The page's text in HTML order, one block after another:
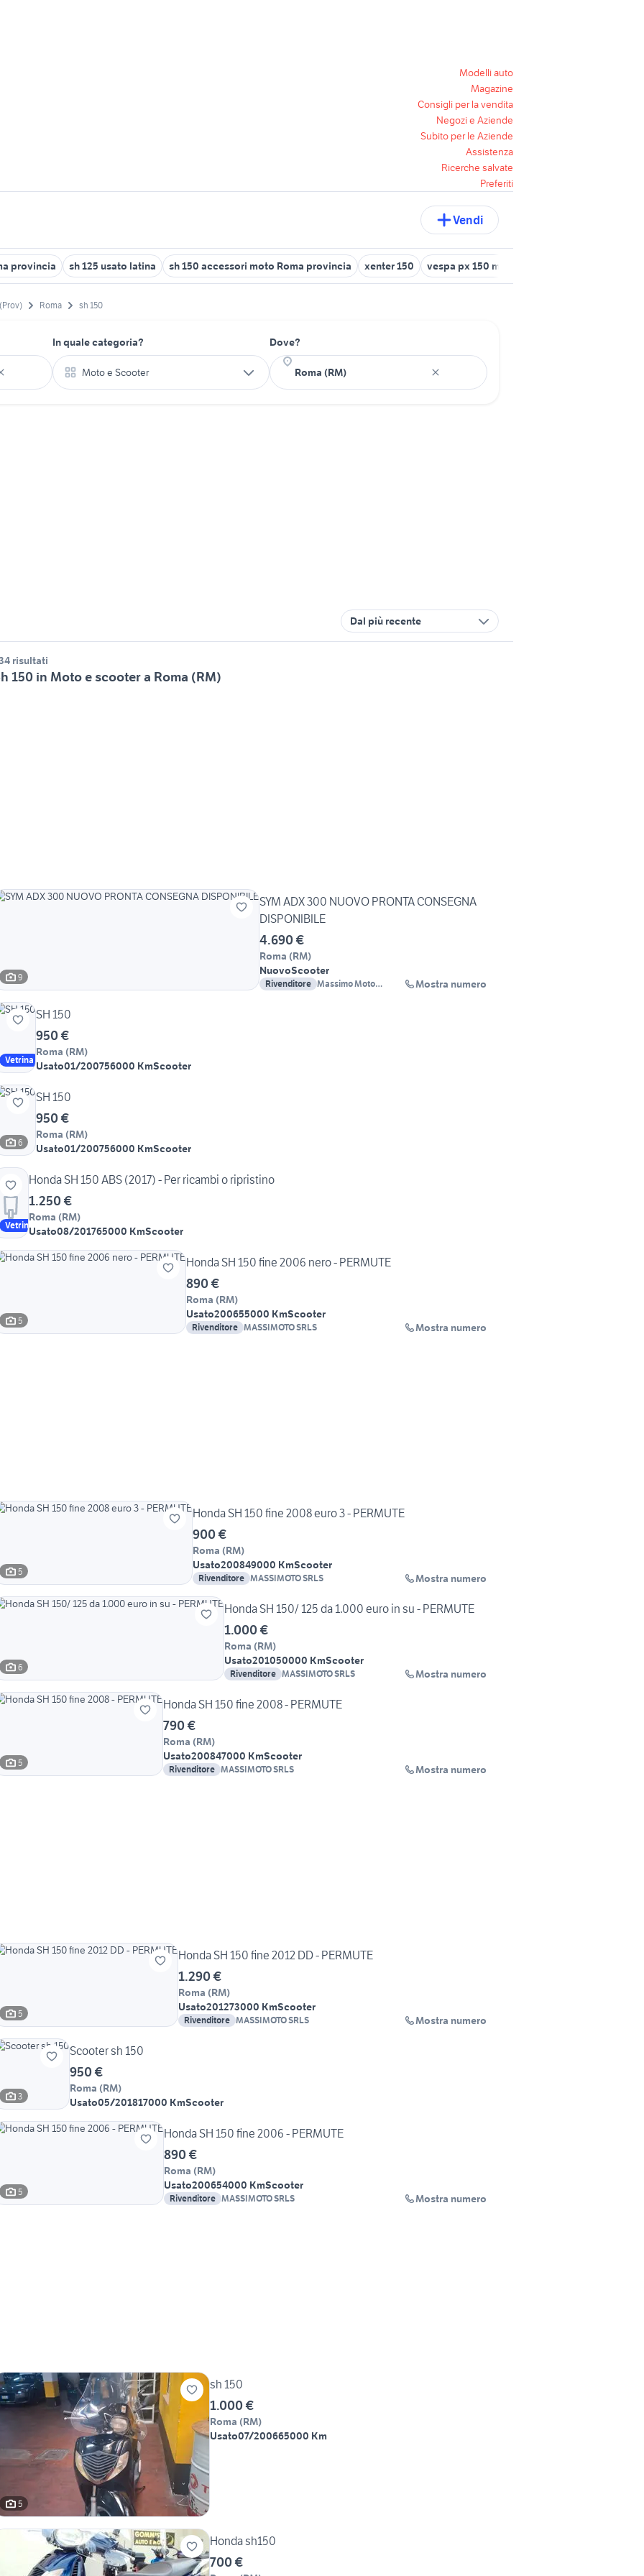
Modelli auto
Magazine
Consigli per la vendita
Negozi e Aziende
Subito per le Aziende
Assistenza
Ricerche salvate
Preferiti
Vendi
provincia sh 125 usato latina sh 150 accessori moto Roma provincia xenter 150 vespa px 150 moto Roma provincia
Roma sh 150
In quale categoria?
Moto e Scooter
Dove?
Dal più recente
risultati
150 in Moto e scooter a Roma (RM)
9
SYM ADX 300 NUOVO PRONTA CONSEGNA
DISPONIBILE
4.690 €
Roma (RM)
NuovoScooter
Rivenditore Massimo Moto
Mostra numero
Vetrina
SH 150
950 €
Roma (RM)
Usato01/200756000 KmScooter
6
SH 150
950 €
Roma (RM)
Usato01/200756000 KmScooter
Vetrina
Honda SH 150 ABS (2017) - Per ricambi o ripristino
1.250 €
Roma (RM)
Usato08/201765000 KmScooter
5
Honda SH 150 fine 2006 nero - PERMUTE
890 €
Roma (RM)
Usato200655000 KmScooter
Rivenditore MASSIMOTO SRLS Mostra numero
5
Honda SH 150 fine 2008 euro 3 - PERMUTE
900 €
Roma (RM)
Usato200849000 KmScooter
Rivenditore MASSIMOTO SRLS Mostra numero
6
Honda SH 150/ 125 da 1.000 euro in su - PERMUTE
1.000 €
Roma (RM)
Usato201050000 KmScooter
Rivenditore MASSIMOTO SRLS Mostra numero
5
Honda SH 150 fine 2008 - PERMUTE
790 €
Roma (RM)
Usato200847000 KmScooter
Rivenditore MASSIMOTO SRLS Mostra numero
5
Honda SH 150 fine 2012 DD - PERMUTE
1.290 €
Roma (RM)
Usato201273000 KmScooter
Rivenditore MASSIMOTO SRLS Mostra numero
3
Scooter sh 150
950 €
Roma (RM)
Usato05/201817000 KmScooter
5
Honda SH 150 fine 2006 - PERMUTE
890 €
Roma (RM)
Usato200654000 KmScooter
Rivenditore MASSIMOTO SRLS Mostra numero
5
sh 150
1.000 €
Roma (RM)
Usato07/200665000 Km
Honda sh150
700 €